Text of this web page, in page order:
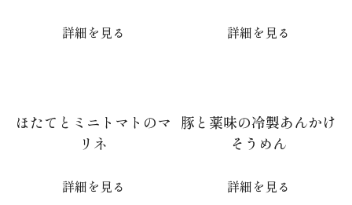
詳細を見る 詳細を見る
ほたてとミニトマトのマ
リネ
詳細を見る
豚と薬味の冷製あんかけ
そうめん
詳細を見る